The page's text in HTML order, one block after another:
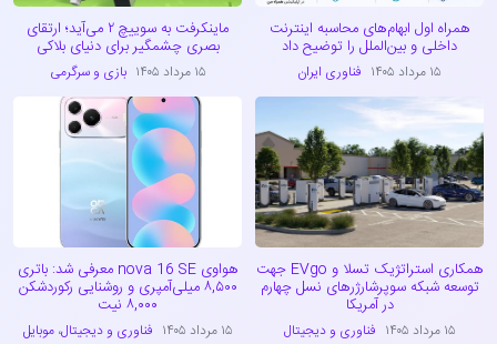
همراه اول ابهام‌های محاسبه اینترنت
داخلی و بین‌الملل را توضیح داد
۱۵ مرداد ۱۴۰۵ فناوری ایران
ماینکرفت به سوییچ ۲ می‌آید؛ ارتقای
بصری چشمگیر برای دنیای بلاکی
۱۵ مرداد ۱۴۰۵ بازی و سرگرمی
همکاری استراتژیک تسلا و EVgo جهت
توسعه شبکه سوپرشارژرهای نسل چهارم
در آمریکا
۱۵ مرداد ۱۴۰۵ فناوری و دیجیتال
هواوی nova 16 SE معرفی شد: باتری
۸,۵۰۰ میلی‌آمپری و روشنایی رکوردشکن
۸,۰۰۰ نیت
۱۵ مرداد ۱۴۰۵ فناوری و دیجیتال،موبایل